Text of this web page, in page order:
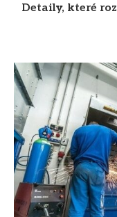
Detaily, které